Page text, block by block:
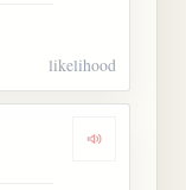
likelihood
Dengarkan